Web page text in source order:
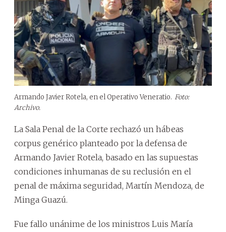
Armando Javier Rotela, en el Operativo Veneratio. Foto:
Archivo.
La Sala Penal de la Corte rechazó un hábeas
corpus genérico planteado por la defensa de
Armando Javier Rotela, basado en las supuestas
condiciones inhumanas de su reclusión en el
penal de máxima seguridad, Martín Mendoza, de
Minga Guazú.
Fue fallo unánime de los ministros Luis María